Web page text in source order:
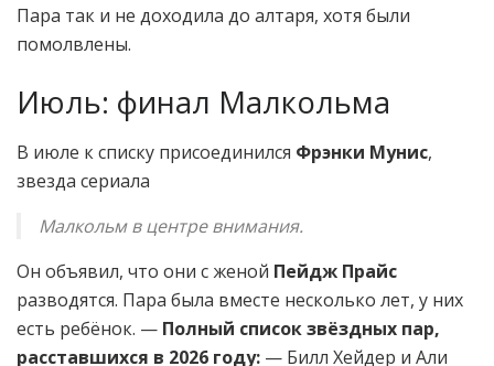
Пара так и не доходила до алтаря, хотя были
помолвлены.
Июль: финал Малкольма
В июле к списку присоединился Фрэнки Мунис,
звезда сериала
Малкольм в центре внимания.
Он объявил, что они с женой Пейдж Прайс
разводятся. Пара была вместе несколько лет, у них
есть ребёнок. — Полный список звёздных пар,
расставшихся в 2026 году: — Билл Хейдер и Али